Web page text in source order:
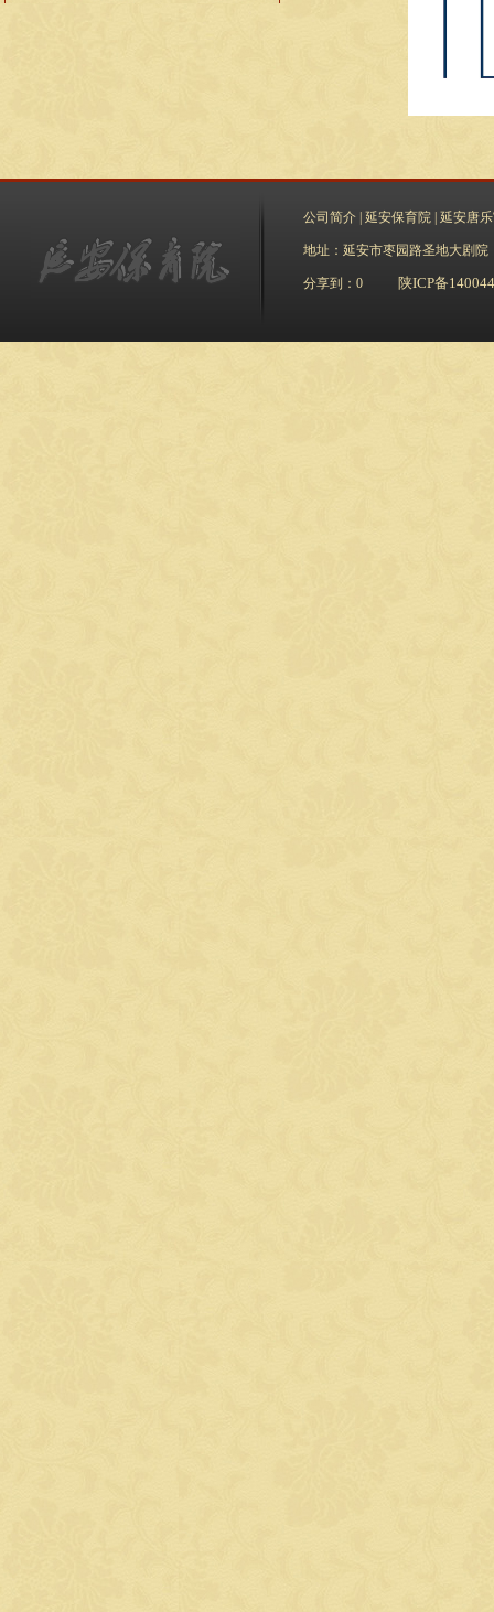
公司简介 延安保育院 延安唐
地址：延安市枣园路圣地大剧院
分享到： 0 陕ICP备